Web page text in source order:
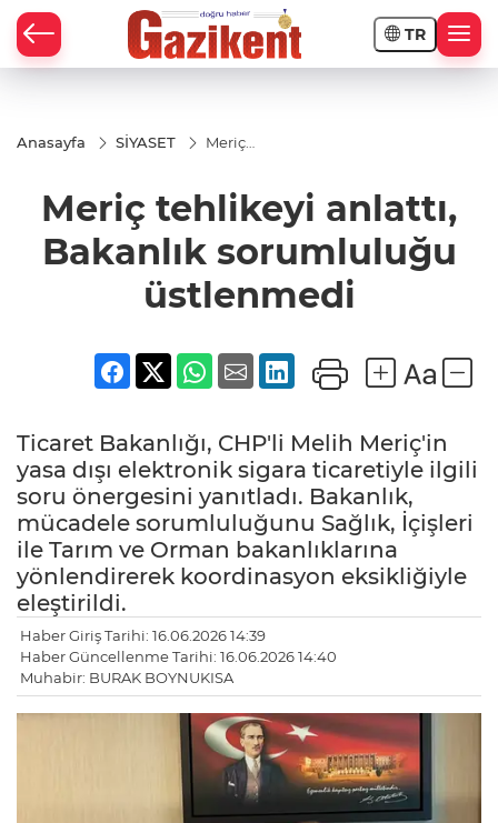
TR
Anasayfa SİYASET
Meriç
Bakanlık
sorumluluğu
üstlenmedi
Meriç tehlikeyi anlattı,
Bakanlık sorumluluğu
üstlenmedi
Ticaret Bakanlığı, CHP'li Melih Meriç'in
yasa dışı elektronik sigara ticaretiyle ilgili
soru önergesini yanıtladı. Bakanlık,
mücadele sorumluluğunu Sağlık, İçişleri
ile Tarım ve Orman bakanlıklarına
yönlendirerek koordinasyon eksikliğiyle
eleştirildi.
Haber Giriş Tarihi: 16.06.2026 14:39
Haber Güncellenme Tarihi: 16.06.2026 14:40
Muhabir: BURAK BOYNUKISA